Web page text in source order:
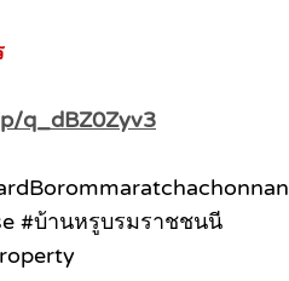
q_dBZ0Zyv3
#บ้านหรูบรมราชชนนี